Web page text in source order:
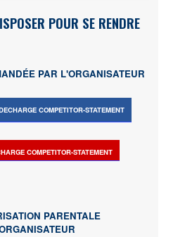
POUR SE RENDRE
ÉE PAR L'ORGANISATEUR
COMPETITOR-STATEMENT
COMPETITOR-STATEMENT
PARENTALE